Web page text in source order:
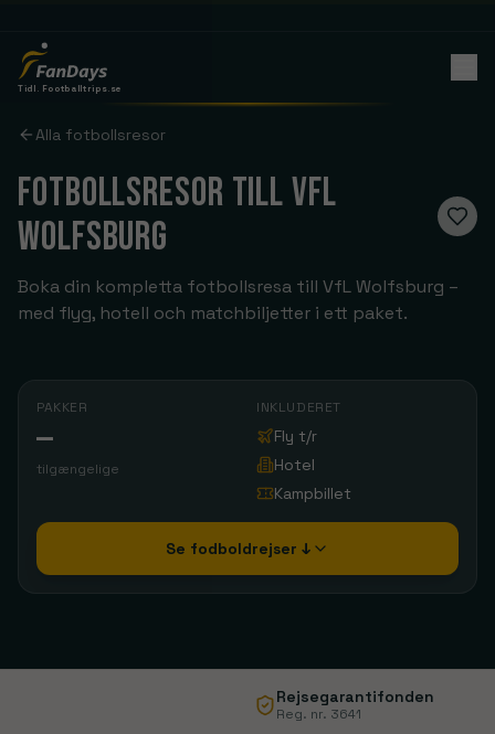
Tidl. Footballtrips.se
Alla fotbollsresor
FOTBOLLSRESOR TILL VFL
WOLFSBURG
Boka din kompletta fotbollsresa till VfL Wolfsburg –
med flyg, hotell och matchbiljetter i ett paket.
PAKKER
—
tilgængelige
INKLUDERET
Fly t/r
Hotel
Kampbillet
Se fodboldrejser ↓
Rejsegarantifonden
Reg. nr. 3641